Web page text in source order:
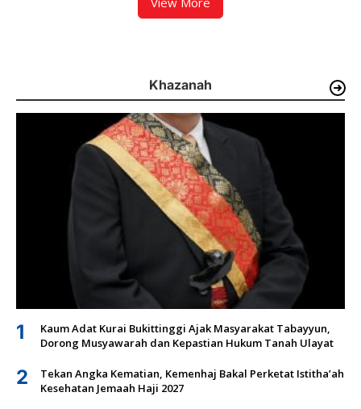
Khazanah
1
Kaum Adat Kurai Bukittinggi Ajak Masyarakat Tabayyun,
Dorong Musyawarah dan Kepastian Hukum Tanah Ulayat
2
Tekan Angka Kematian, Kemenhaj Bakal Perketat Istitha’ah
Kesehatan Jemaah Haji 2027